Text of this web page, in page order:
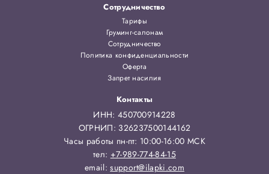
Сотрудничество
Тарифы
Груминг-салонам
Сотрудничество
Политика конфиденциальности
Оферта
Запрет насилия
Контакты
ИНН: 450700914228
ОГРНИП: 326237500144162
Часы работы пн-пт: 10:00-16:00 МСК
тел: +7-989-774-84-15
email:support@ilapki.com